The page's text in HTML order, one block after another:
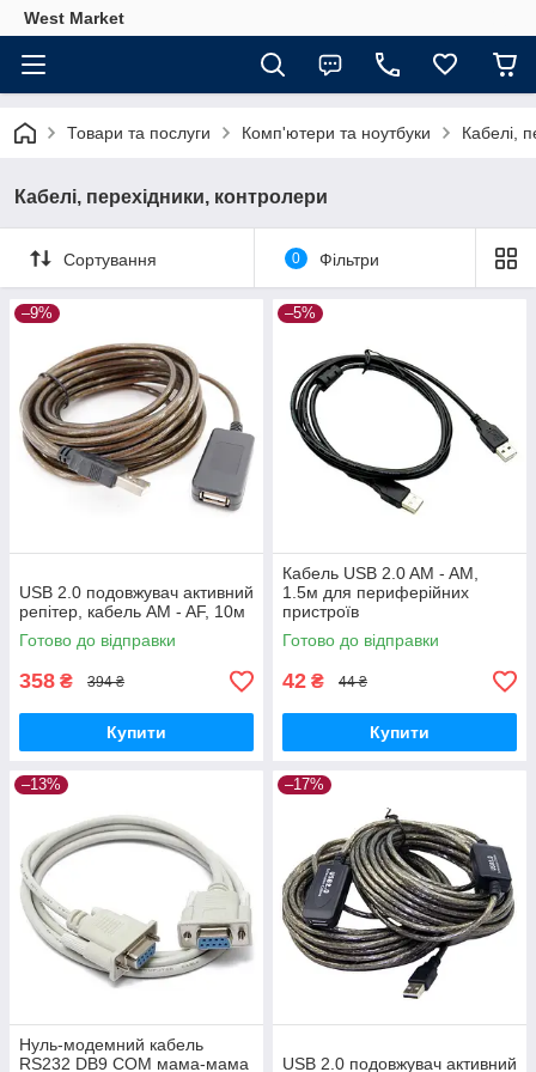
West Market
Товари та послуги Комп'ютери та ноутбуки Кабелі,
Кабелі, перехідники, контролери
Сортування 0 Фільтри
–9%
USB 2.0 подовжувач активний
репітер, кабель AM - AF, 10м
Готово до відправки
358 ₴ 394 ₴
Купити
–5%
Кабель USB 2.0 AM - AM,
1.5м для периферійних
пристроїв
Готово до відправки
42 ₴ 44 ₴
Купити
–13%
Нуль-модемний кабель
RS232 DB9 COM мама-мама
–17%
USB 2.0 подовжувач активний